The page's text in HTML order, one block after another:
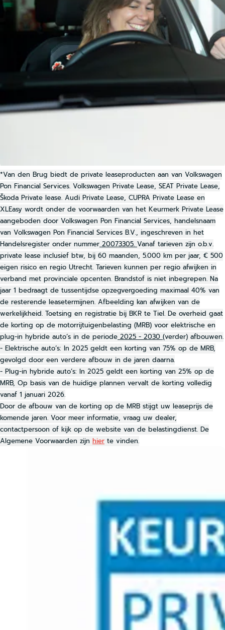
*Van den Brug biedt de private leaseproducten aan van Volkswagen
Pon Financial Services. Volkswagen Private Lease, SEAT Private Lease,
Škoda Private lease. Audi Private Lease, CUPRA Private Lease en
XLEasy wordt onder de voorwaarden van het Keurmerk Private Lease
aangeboden door Volkswagen Pon Financial Services, handelsnaam
van Volkswagen Pon Financial Services B.V., ingeschreven in het
Handelsregister onder nummer 20073305. Vanaf tarieven zijn o.b.v.
private lease inclusief btw, bij 60 maanden, 5.000 km per jaar, € 500
eigen risico en regio Utrecht. Tarieven kunnen per regio afwijken in
verband met provinciale opcenten. Brandstof is niet inbegrepen. Na
jaar 1 bedraagt de tussentijdse opzegvergoeding maximaal 40% van
de resterende leasetermijnen. Afbeelding kan afwijken van de
werkelijkheid. Toetsing en registratie bij BKR te Tiel. De overheid gaat
de korting op de motorrijtuigenbelasting (MRB) voor elektrische en
plug-in hybride auto’s in de periode 2025 - 2030 (verder) afbouwen.
- Elektrische auto’s: In 2025 geldt een korting van 75% op de MRB,
gevolgd door een verdere afbouw in de jaren daarna.
- Plug-in hybride auto’s: In 2025 geldt een korting van 25% op de
MRB, Op basis van de huidige plannen vervalt de korting volledig
vanaf 1 januari 2026.
Door de afbouw van de korting op de MRB stijgt uw leaseprijs de
komende jaren. Voor meer informatie, vraag uw dealer,
contactpersoon of kijk op de website van de belastingdienst. De
Algemene Voorwaarden zijn hier te vinden.